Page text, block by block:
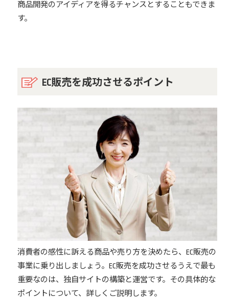
商品開発のアイディアを得るチャンスとすることもできま
す。
EC販売を成功させるポイント
消費者の感性に訴える商品や売り方を決めたら、EC販売の
事業に乗り出しましょう。EC販売を成功させるうえで最も
重要なのは、独自サイトの構築と運営です。その具体的な
ポイントについて、詳しくご説明します。